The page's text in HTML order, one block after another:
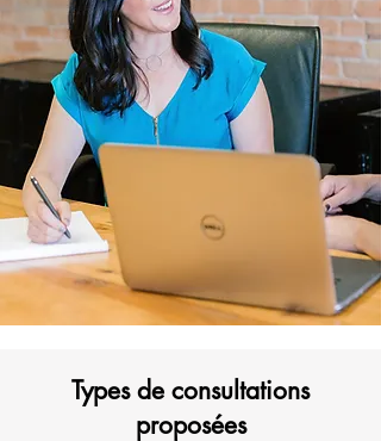
Types de consultations
proposées